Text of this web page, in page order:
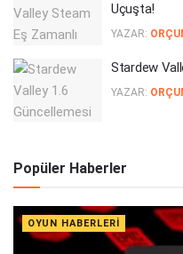
Uçuşta!
YAZAR:
Stardew
YAZAR:
Popüler Haberler
OYUN HABERLERI